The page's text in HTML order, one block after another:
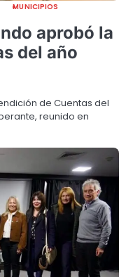
MUNICIPIOS
aprobó la
del año
de Cuentas del
reunido en